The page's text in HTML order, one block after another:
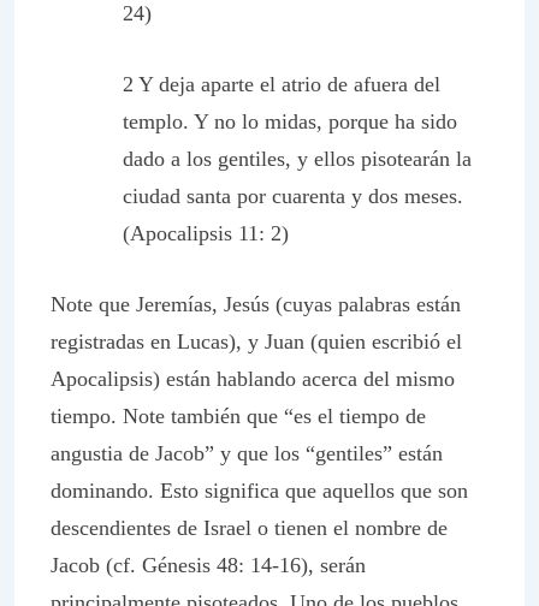
24)
2 Y deja aparte el atrio de afuera del
templo. Y no lo midas, porque ha sido
dado a los gentiles, y ellos pisotearán la
ciudad santa por cuarenta y dos meses.
(Apocalipsis 11: 2)
Note que Jeremías, Jesús (cuyas palabras están
registradas en Lucas), y Juan (quien escribió el
Apocalipsis) están hablando acerca del mismo
tiempo. Note también que “es el tiempo de
angustia de Jacob” y que los “gentiles” están
dominando. Esto significa que aquellos que son
descendientes de Israel o tienen el nombre de
Jacob (cf. Génesis 48: 14-16), serán